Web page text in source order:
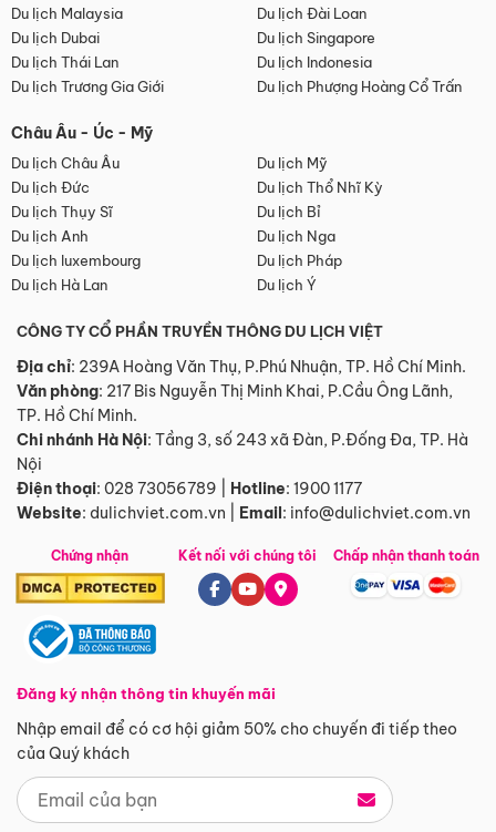
Du lịch Malaysia
Du lịch Đài Loan
Du lịch Dubai
Du lịch Singapore
Du lịch Thái Lan
Du lịch Indonesia
Du lịch Trương Gia Giới
Du lịch Phượng Hoàng Cổ Trấn
Châu Âu - Úc - Mỹ
Du lịch Châu Âu
Du lịch Mỹ
Du lịch Đức
Du lịch Thổ Nhĩ Kỳ
Du lịch Thụy Sĩ
Du lịch Bỉ
Du lịch Anh
Du lịch Nga
Du lịch luxembourg
Du lịch Pháp
Du lịch Hà Lan
Du lịch Ý
CÔNG TY CỔ PHẦN TRUYỀN THÔNG DU LỊCH VIỆT
Địa chỉ: 239A Hoàng Văn Thụ, P.Phú Nhuận, TP. Hồ Chí Minh.
Văn phòng: 217 Bis Nguyễn Thị Minh Khai, P.Cầu Ông Lãnh,
TP. Hồ Chí Minh.
Chi nhánh Hà Nội: Tầng 3, số 243 xã Đàn, P.Đống Đa, TP. Hà
Nội
Điện thoại: 028 73056789 Hotline: 1900 1177
Website: dulichviet.com.vn Email: info@dulichviet.com.vn
Chứng nhận
Đăng ký nhận thông tin khuyến mãi
Nhập email để có cơ hội giảm 50% cho chuyến đi tiếp theo
của Quý khách
Kết nối với chúng tôi Chấp nhận thanh toán